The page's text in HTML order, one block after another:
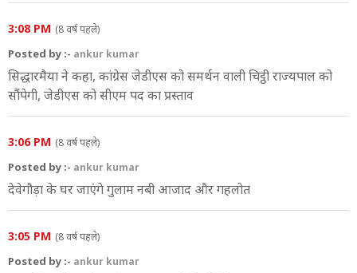
3:08 PM (8 वर्ष पहले)
Posted by :- ankur kumar
सिद्धारमैया ने कहा, कांग्रेस जेडीएस को समर्थन वाली चिट्ठी राज्‍यपाल को
सौंपेगी, जेडीएस को सीएम पद का प्रस्‍ताव
3:06 PM (8 वर्ष पहले)
Posted by :- ankur kumar
देवेगौड़ा के घर जाएंगे गुलाम नबी आजाद और गहलोत
3:05 PM (8 वर्ष पहले)
Posted by :- ankur kumar